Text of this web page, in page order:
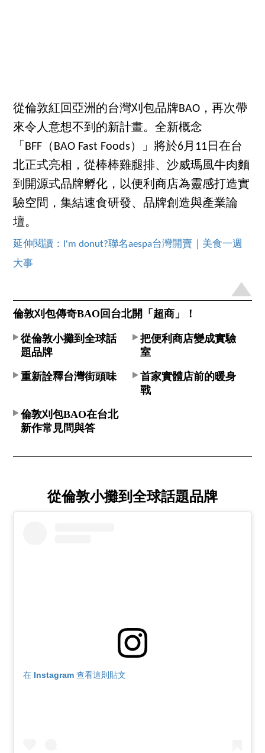
從倫敦紅回亞洲的台灣刈包品牌BAO，再次帶
來令人意想不到的新計畫。全新概念
「BFF（BAO Fast Foods）」將於6月11日在台
北正式亮相，從棒棒雞腿排、沙威瑪風牛肉麵
到開源式品牌孵化，以便利商店為靈感打造實
驗空間，集結速食研發、品牌創造與產業論
壇。
延伸閱讀：I'm donut?聯名aespa台灣開賣｜美食一週
大事
倫敦刈包傳奇BAO回台北開「超商」！
從倫敦小攤到全球話
題品牌
把便利商店變成實驗
室
重新詮釋台灣街頭味
首家實體店前的暖身
戰
倫敦刈包BAO在台北
新作常見問與答
從倫敦小攤到全球話題品牌
在 Instagram 查看這則貼文